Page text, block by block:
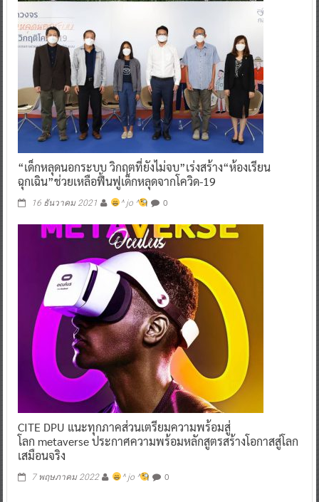
“เด็กหลุดนอกระบบ วิกฤตที่ยังไม่จบ”เร่งสร้าง“ห้องเรียน
ฉุกเฉิน”ช่วยเหลือฟื้นฟูเด็กหลุดจากโควิด-19
16 ธันวาคม 2021 ^ jo ^ 0
CITE DPU แนะทุกภาคส่วนเตรียมความพร้อมสู่
โลก metaverse ประกาศความพร้อมหลักสูตรสร้างโอกาสสู่โลก
เสมือนจริง
7 พฤษภาคม 2022 ^ jo ^ 0